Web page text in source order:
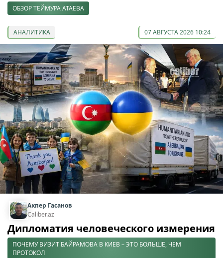
ОБЗОР ТЕЙМУРА АТАЕВА
АНАЛИТИКА 07 АВГУСТА 2026 10:24
Акпер Гасанов
Caliber.az
Дипломатия человеческого измерения
ПОЧЕМУ ВИЗИТ БАЙРАМОВА В КИЕВ – ЭТО БОЛЬШЕ, ЧЕМ
ПРОТОКОЛ